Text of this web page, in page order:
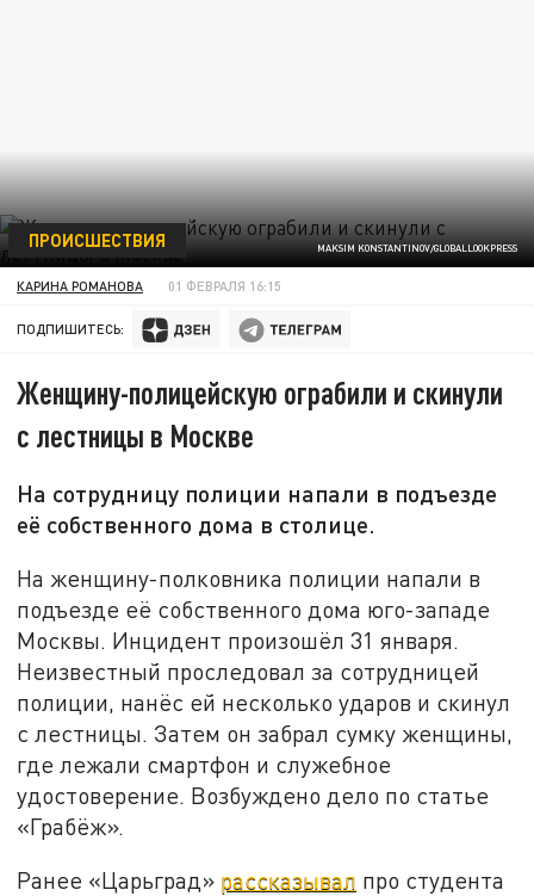
MAKSIM KONSTANTINOV/GLOBALLOOKPRESS
ПРОИСШЕСТВИЯ
КАРИНА РОМАНОВА 01 ФЕВРАЛЯ 16:15
ПОДПИШИТЕСЬ:
Женщину-полицейскую ограбили и скинули
с лестницы в Москве
На сотрудницу полиции напали в подъезде
её собственного дома в столице.
На женщину-полковника полиции напали в
подъезде её собственного дома юго-западе
Москвы. Инцидент произошёл 31 января.
Неизвестный проследовал за сотрудницей
полиции, нанёс ей несколько ударов и скинул
с лестницы. Затем он забрал сумку женщины,
где лежали смартфон и служебное
удостоверение. Возбуждено дело по статье
«Грабёж».
Ранее «Царьград» рассказывал про студента